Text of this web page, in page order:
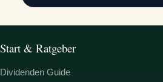
Start & Ratgeber
Dividenden Guide